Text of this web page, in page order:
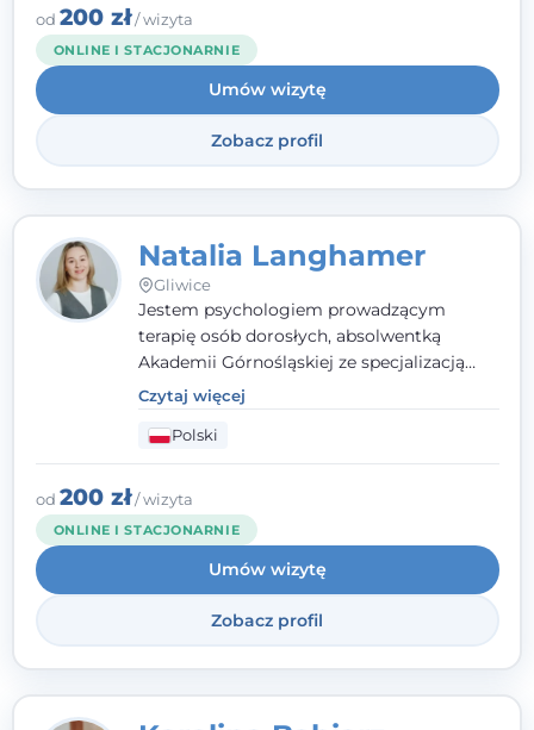
narzędzi Racjonalnej Terapii Zachowania.
od 200 zł/ wizyta
ONLINE I STACJONARNIE
Umów wizytę
Zobacz profil
Natalia Langhamer
Gliwice
Jestem psychologiem prowadzącym
terapię osób dorosłych, absolwentką
Akademii Górnośląskiej ze specjalizacją
kliniczną. Oferuję konsultacje
psychologiczne i pierwszą pomoc
psychologiczną w kryzysie, przewlekłym
stresie czy obniżonym nastroju. Każde
spotkanie traktuję z szacunkiem,
uważnością i w atmosferze zaufania.
Czytaj więcej
Polski
od 200 zł/ wizyta
ONLINE I STACJONARNIE
Umów wizytę
Zobacz profil